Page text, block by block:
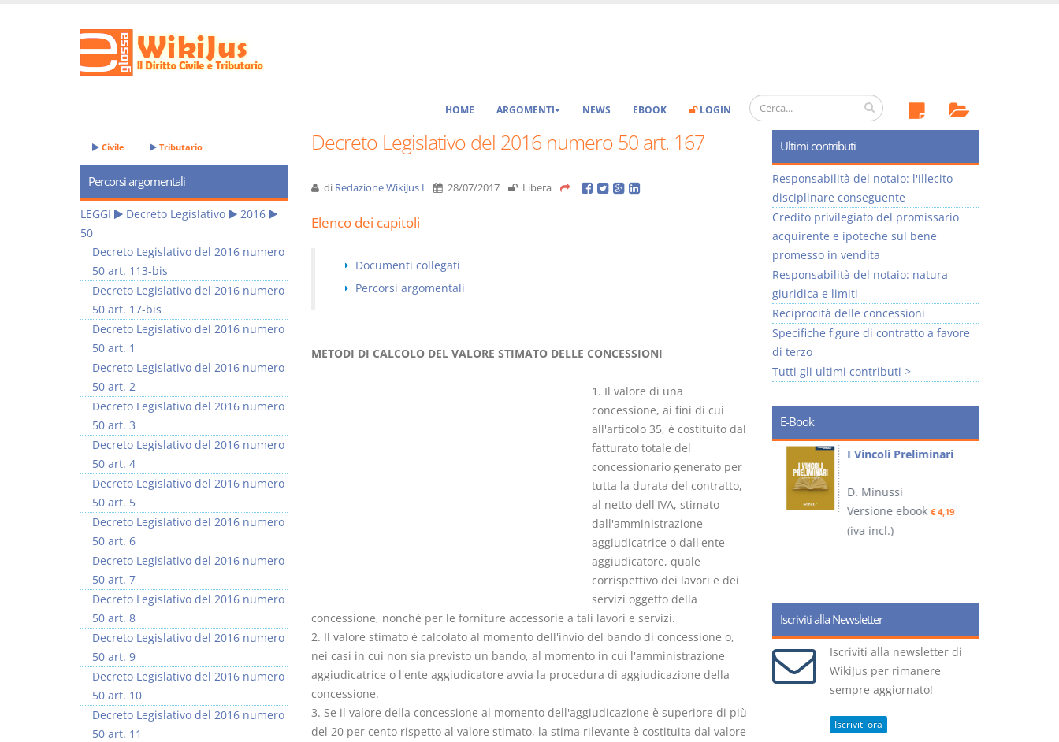
HOME ARGOMENTI NEWS EBOOK LOGIN
Decreto Legislativo del 2016 numero 50 art. 167
di Redazione WikiJus I 28/07/2017 Libera
Elenco dei capitoli
Documenti collegati
Percorsi argomentali
METODI DI CALCOLO DEL VALORE STIMATO DELLE CONCESSIONI
1. Il valore di una
concessione, ai fini di cui
all'articolo 35, è costituito dal
fatturato totale del
concessionario generato per
tutta la durata del contratto,
al netto dell'IVA, stimato
dall'amministrazione
aggiudicatrice o dall'ente
aggiudicatore, quale
corrispettivo dei lavori e dei
servizi oggetto della
concessione, nonché per le forniture accessorie a tali lavori e servizi.
2. Il valore stimato è calcolato al momento dell'invio del bando di concessione o,
nei casi in cui non sia previsto un bando, al momento in cui l'amministrazione
aggiudicatrice o l'ente aggiudicatore avvia la procedura di aggiudicazione della
concessione.
3. Se il valore della concessione al momento dell'aggiudicazione è superiore di più
del 20 per cento rispetto al valore stimato, la stima rilevante è costituita dal valore
Civile Tributario
Percorsi argomentali
LEGGI Decreto Legislativo
2016
50
Decreto Legislativo del 2016 numero
50 art. 113-bis
Decreto Legislativo del 2016 numero
50 art. 17-bis
Decreto Legislativo del 2016 numero
50 art. 1
Decreto Legislativo del 2016 numero
50 art. 2
Decreto Legislativo del 2016 numero
50 art. 3
Decreto Legislativo del 2016 numero
50 art. 4
Decreto Legislativo del 2016 numero
50 art. 5
Decreto Legislativo del 2016 numero
50 art. 6
Decreto Legislativo del 2016 numero
50 art. 7
Decreto Legislativo del 2016 numero
50 art. 8
Decreto Legislativo del 2016 numero
50 art. 9
Decreto Legislativo del 2016 numero
50 art. 10
Decreto Legislativo del 2016 numero
50 art. 11
Ultimi contributi
Responsabilità del notaio: l'illecito
disciplinare conseguente
Credito privilegiato del promissario
acquirente e ipoteche sul bene
promesso in vendita
Responsabilità del notaio: natura
giuridica e limiti
Reciprocità delle concessioni
Specifiche figure di contratto a favore
di terzo
Tutti gli ultimi contributi >
E-Book
relazione giuridica
Versione ebook€ 5,99
I Singoli Contratti
D. Minussi
Versione ebook
(iva incl.)
Le Società di
Persone
D. Minussi
Versione ebook
(iva incl.)
I Vincoli Preliminari
D. Minussi
Versione ebook € 4,19
(iva incl.)
Iscriviti alla Newsletter
Iscriviti alla newsletter di
WikiJus per rimanere
sempre aggiornato!
Iscriviti ora